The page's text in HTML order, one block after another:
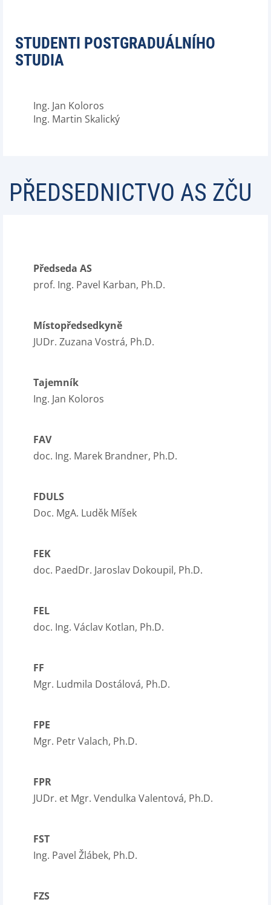
STUDENTI POSTGRADUÁLNÍHO
STUDIA
Ing. Jan Koloros
Ing. Martin Skalický
PŘEDSEDNICTVO AS ZČU
Předseda AS
prof. Ing. Pavel Karban, Ph.D.
Místopředsedkyně
JUDr. Zuzana Vostrá, Ph.D.
Tajemník
Ing. Jan Koloros
FAV
doc. Ing. Marek Brandner, Ph.D.
FDULS
Doc. MgA. Luděk Míšek
FEK
doc. PaedDr. Jaroslav Dokoupil, Ph.D.
FEL
doc. Ing. Václav Kotlan, Ph.D.
FF
Mgr. Ludmila Dostálová, Ph.D.
FPE
Mgr. Petr Valach, Ph.D.
FPR
JUDr. et Mgr. Vendulka Valentová, Ph.D.
FST
Ing. Pavel Žlábek, Ph.D.
FZS